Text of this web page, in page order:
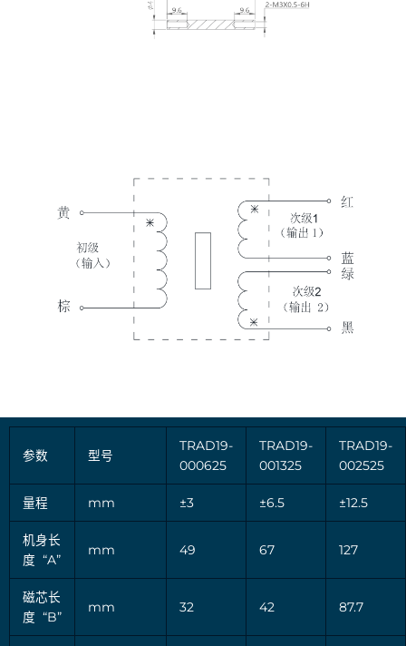
参数 型号
TRAD19-
000625
TRAD19-
001325
TRAD19-
002525
量程 mm ±3 ±6.5 ±12.5
机身长
度 “A”
mm 49 67 127
磁芯长
度 “B”
mm 32 42 87.7